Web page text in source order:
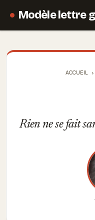
Modèle lettre
ACCUEIL
Rien ne se fait